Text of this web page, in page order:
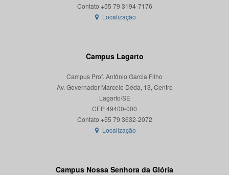
Localização
Campus Lagarto
Campus Prof. Antônio Garcia Filho
Av. Governador Marcelo Déda, 13, Centro
Lagarto/SE
CEP 49400-000
Localização
Campus Nossa Senhora da Glória